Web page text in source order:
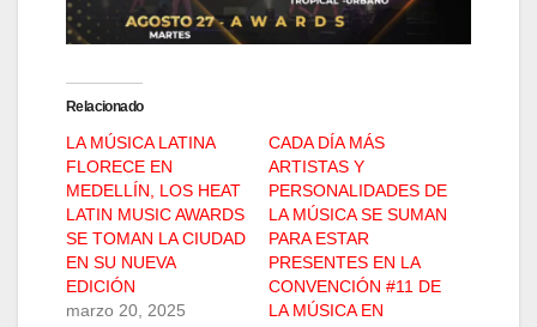
Relacionado
LA MÚSICA LATINA
FLORECE EN
MEDELLÍN, LOS HEAT
LATIN MUSIC AWARDS
SE TOMAN LA CIUDAD
EN SU NUEVA
EDICIÓN
marzo 20, 2025
CADA DÍA MÁS
ARTISTAS Y
PERSONALIDADES DE
LA MÚSICA SE SUMAN
PARA ESTAR
PRESENTES EN LA
CONVENCIÓN #11 DE
LA MÚSICA EN